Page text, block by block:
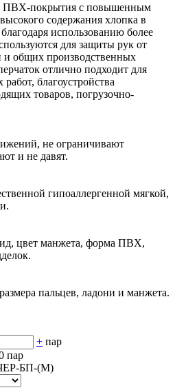
ПВХ-покрытия с повышенным
содержания хлопка в
использованию более
для защиты рук от
и общих производственных
отлично подходит для
благоустройства
товаров, погрузочно-
не ограничивают
и не давят.
гипоаллергенной мягкой,
цвет манжета, форма ПВХ,
пальцев, ладони и манжета.
+ пар
пар
БП-(М)